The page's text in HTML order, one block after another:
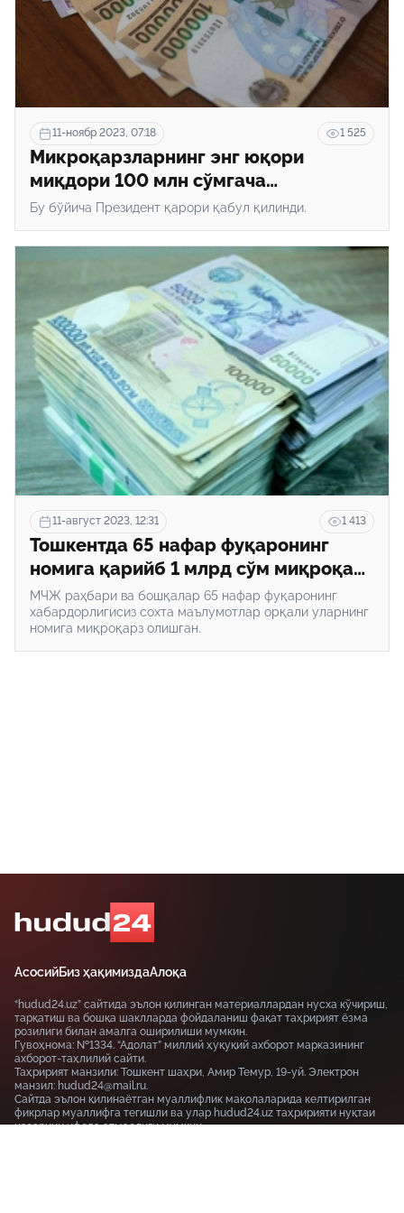
11-ноябр 2023, 07:18 1 525
Микроқарзларнинг энг юқори
миқдори 100 млн сўмгача
оширилади
Бу бўйича Президент қарори қабул қилинди.
11-август 2023, 12:31 1 413
Тошкентда 65 нафар фуқаронинг
номига қарийб 1 млрд сўм миқроқарз
олган фирибгарлар ушланди
МЧЖ раҳбари ва бошқалар 65 нафар фуқаронинг
хабардорлигисиз сохта маълумотлар орқали уларнинг
номига миқроқарз олишган.
АсосийБиз ҳақимиздаАлоқа
“hudud24.uz” сайтида эълон қилинган материаллардан нусха кўчириш,
тарқатиш ва бошқа шаклларда фойдаланиш фақат таҳририят ёзма
розилиги билан амалга оширилиши мумкин.
Гувоҳнома: №1334. “Адолат” миллий ҳуқуқий ахборот марказининг
ахборот-таҳлилий сайти.
Таҳририят манзили: Тошкент шаҳри, Амир Темур, 19-уй. Электрон
манзил: hudud24@mail.ru.
Сайтда эълон қилинаётган муаллифлик мақолаларида келтирилган
фикрлар муаллифга тегишли ва улар hudud24.uz таҳририяти нуқтаи
назарини ифода этмаслиги мумкин.